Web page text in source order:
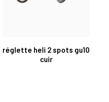
réglette heli 2 spots gu10
cuir